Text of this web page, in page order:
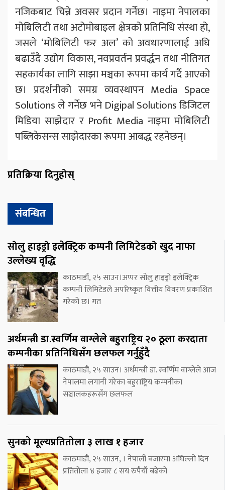
नजिकबाट चिन्ने अवसर प्रदान गर्नेछ। नाइमा नेपालका
मोबिलिटी तथा अटोमोबाइल क्षेत्रको प्रतिनिधि संस्था हो,
जसले ‘मोबिलिटी फर अल’ को अवधारणालाई अघि
बढाउँदै उद्योग विकास, नवप्रवर्तन प्रवर्द्धन तथा नीतिगत
सहकार्यका लागि साझा मञ्चका रूपमा कार्य गर्दै आएको
छ। प्रदर्शनीको समग्र व्यवस्थापन Media Space
Solutions ले गर्नेछ भने Digipal Solutions डिजिटल
मिडिया साझेदार र Profit Media नाइमा मोबिलिटी
पब्लिकेसन्स साझेदारका रूपमा आबद्ध रहनेछन्।
प्रतिक्रिया दिनुहोस्
संबन्धित
सोलु हाइड्रो इलेक्ट्रिक कम्पनी लिमिटेडको खुद नाफा
उल्लेख्य वृद्धि
काठमाडौं, २५ साउन।अप्पर सोलु हाइड्रो इलेक्ट्रिक
कम्पनी लिमिटेडले अपरिष्कृत वित्तीय विवरण प्रकाशित
गरेको छ। गत
अर्थमन्त्री डा.स्वर्णिम वाग्लेले बहुराष्ट्रिय २० ठूला करदाता
कम्पनीका प्रतिनिधिसँग छलफल गर्नुहुँदै
काठमाडौं, २५ साउन। अर्थमन्त्री डा. स्वर्णिम वाग्लेले आज
नेपालमा लगानी गरेका बहुराष्ट्रिय कम्पनीका
सञ्चालकहरूसँग छलफल
सुनको मूल्यप्रतितोला ३ लाख १ हजार
काठमाडौं, २५ साउन, । नेपाली बजारमा अघिल्लो दिन
प्रतितोला ४ हजार ८ सय रुपैयाँ बढेको